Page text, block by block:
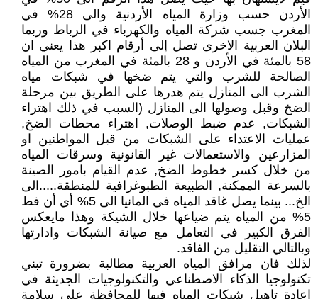
الأردن حسب وزارة المياه الأردنية والى 28% في
المغرب جسب شركة المياه والكهرباء في الرباط وربما
البلان العربية الاخرى تصل إلى أرقام اكبر هذا يعني ان
58 بالمئة في الأردن و 28 بالمئة في المغرب من المياه
الصالحة للشرب والتي يتم ضخها في شبكات مياه
الشرب الى المنازل يتم هدرها على الطريق بين مرحلة
الضخ وقبل وصولها الى المنازل (السبب في ذلك اهتراء
الشبكات, عدم ضبط الوصلات, اهتراء محطات الضخ,
عمليات الاعتداء على الشبكات من قبل المواطنين او
المزارعين والاستعمالات غير القانونية وسرقات المياه
من خلال كسر خطوط الضخ, عدم القيام بامور الصينة
بالسرعة الممكنة, الطبيعة الطبوغرافية للمنطقة.....الى
الخ... بينما يصل غاقد المياه في المانيا الى 5% أي أن فط
5% من المياه يتم ضياعها خلال الشيكة وهذا مايعكس
الفرق الكبير في التعامل مع صيانة الشبكات وادارتها
وبالتالي التقليل من الفاقد.
لذلك فان مرافق المياه العربية مطالبة بضرورة تبني
تكنولوجيا الذكاء الاصطناعي والتكنولوجيات الجديثة في
اعادة تاهيل شبكات المياه فيها للمحافظة على سلامة